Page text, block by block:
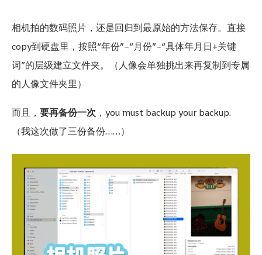
相机拍的数码照片，还是回归到最原始的方法保存。直接
copy到硬盘里，按照“年份”–“月份”–“具体年月日+关键
词”的层级建立文件夹。（人像会单独挑出来再复制到专属
的人像文件夹里）
而且， 要再备份一次 ，you must backup your backup.
（我这次做了三份备份……）